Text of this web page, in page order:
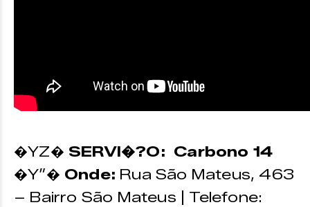
�YZ� SERVI�?O: Carbono 14
�Y”� Onde: Rua São Mateus, 463
– Bairro São Mateus | Telefone: